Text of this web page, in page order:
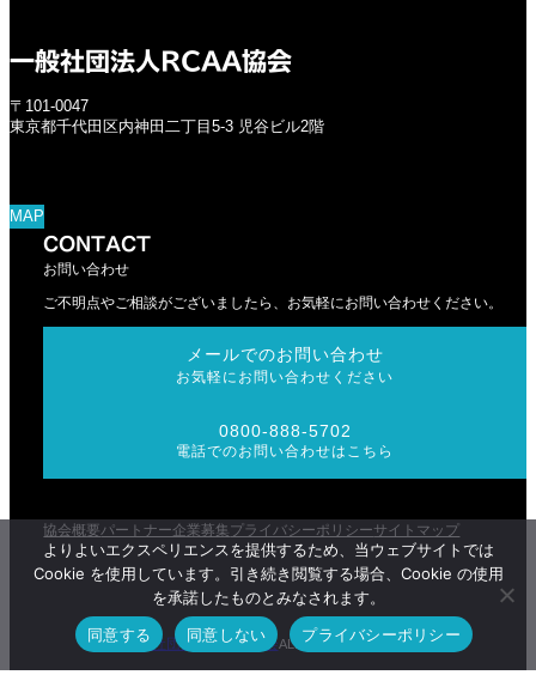
一般社団法人RCAA協会
〒101-0047
東京都千代田区内神田二丁目5-3 児谷ビル2階
MAP
CONTACT
お問い合わせ
ご不明点やご相談がございましたら、お気軽にお問い合わせください。
メールでのお問い合わせ
お気軽にお問い合わせください
0800-888-5702
電話でのお問い合わせはこちら
協会概要パートナー企業募集プライバシーポリシーサイトマップ
(C) 一般社団法人RCAA協会ALL RIGHTS RESERVED.
よりよいエクスペリエンスを提供するため、当ウェブサイトでは
Cookie を使用しています。引き続き閲覧する場合、Cookie の使用
を承諾したものとみなされます。
同意する
同意しない プライバシーポリシー